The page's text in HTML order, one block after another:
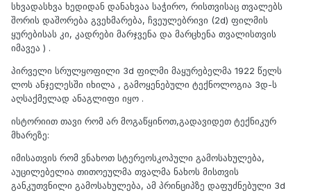
სხვადასხვა ხედიდან დანახვაა საჭირო, რისთვისაც თვალებს
შორის დაშორება გვეხმარება, ჩვეულებრივი (2d) ფილმის
ყურებისას კი, კადრები მარჯვენა და მარცხენა თვალისთვის
იმავეა ) .
პირველი სრულყოფილი 3d ფილმი მაყურებელმა 1922 წელს
ლოს ანჯელესში იხილა , გამოყენებული ტექნოლოგია 3დ-ს
აღსაქმელად ანაგლიფი იყო .
ისტორიით თავი რომ არ მოგაწყინოთ,გადავიდეთ ტექნიკურ
მხარეზე:
იმისათვის რომ ვნახოთ სტერეოსკოპული გამოსახულება,
აუცილებელია თითოეულმა თვალმა ნახოს მისთვის
განკუთვნილი გამოსახულება, ამ პრინციპზე დაფუძნებული 3d